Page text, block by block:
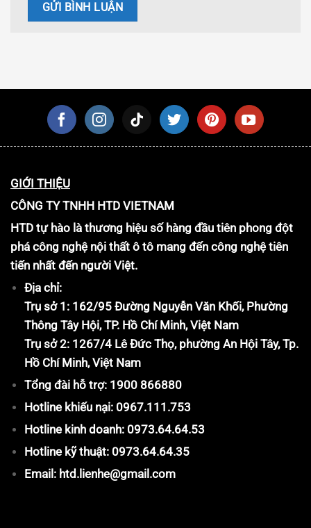
GIỚI THIỆU
CÔNG TY TNHH HTD VIETNAM
HTD tự hào là thương hiệu số hàng đầu tiên phong đột
phá công nghệ nội thất ô tô mang đến công nghệ tiên
tiến nhất đến người Việt.
Địa chỉ:
Trụ sở 1: 162/95 Đường Nguyễn Văn Khối, Phường
Thông Tây Hội, TP. Hồ Chí Minh, Việt Nam
Trụ sở 2: 1267/4 Lê Đức Thọ, phường An Hội Tây, Tp.
Hồ Chí Minh, Việt Nam
Tổng đài hỗ trợ: 1900 866880
Hotline khiếu nại: 0967.111.753
Hotline kinh doanh: 0973.64.64.53
Hotline kỹ thuật: 0973.64.64.35
Email: htd.lienhe@gmail.com